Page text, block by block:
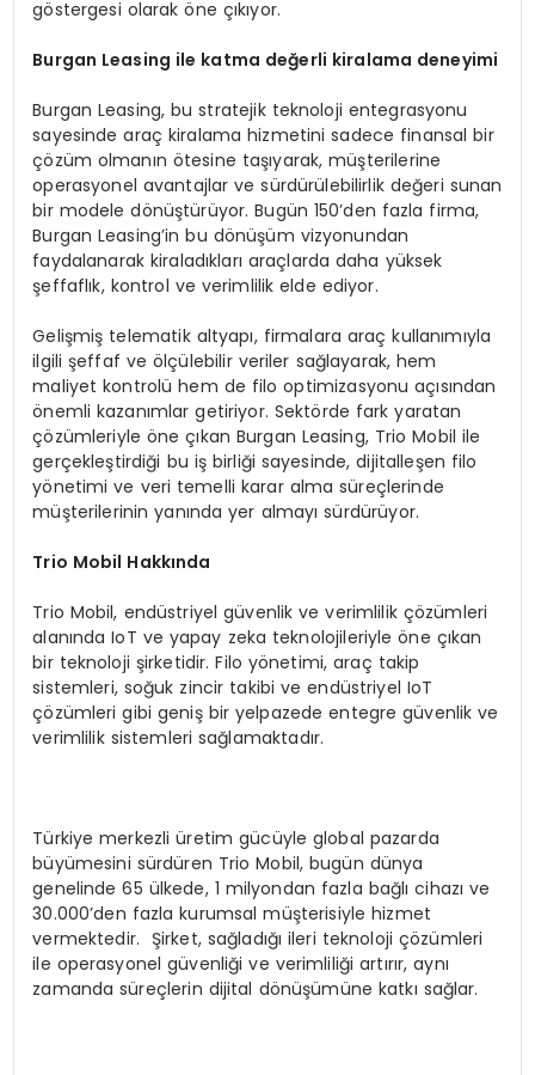
göstergesi olarak öne çıkıyor.
Burgan Leasing ile katma değerli kiralama deneyimi
Burgan Leasing, bu stratejik teknoloji entegrasyonu
sayesinde araç kiralama hizmetini sadece finansal bir
çözüm olmanın ötesine taşıyarak, müşterilerine
operasyonel avantajlar ve sürdürülebilirlik değeri sunan
bir modele dönüştürüyor. Bugün 150’den fazla firma,
Burgan Leasing’in bu dönüşüm vizyonundan
faydalanarak kiraladıkları araçlarda daha yüksek
şeffaflık, kontrol ve verimlilik elde ediyor.
Gelişmiş telematik altyapı, firmalara araç kullanımıyla
ilgili şeffaf ve ölçülebilir veriler sağlayarak, hem
maliyet kontrolü hem de filo optimizasyonu açısından
önemli kazanımlar getiriyor. Sektörde fark yaratan
çözümleriyle öne çıkan Burgan Leasing, Trio Mobil ile
gerçekleştirdiği bu iş birliği sayesinde, dijitalleşen filo
yönetimi ve veri temelli karar alma süreçlerinde
müşterilerinin yanında yer almayı sürdürüyor.
Trio Mobil Hakkında
Trio Mobil, endüstriyel güvenlik ve verimlilik çözümleri
alanında IoT ve yapay zeka teknolojileriyle öne çıkan
bir teknoloji şirketidir. Filo yönetimi, araç takip
sistemleri, soğuk zincir takibi ve endüstriyel IoT
çözümleri gibi geniş bir yelpazede entegre güvenlik ve
verimlilik sistemleri sağlamaktadır.
Türkiye merkezli üretim gücüyle global pazarda
büyümesini sürdüren Trio Mobil, bugün dünya
genelinde 65 ülkede, 1 milyondan fazla bağlı cihazı ve
30.000’den fazla kurumsal müşterisiyle hizmet
vermektedir. Şirket, sağladığı ileri teknoloji çözümleri
ile operasyonel güvenliği ve verimliliği artırır, aynı
zamanda süreçlerin dijital dönüşümüne katkı sağlar.